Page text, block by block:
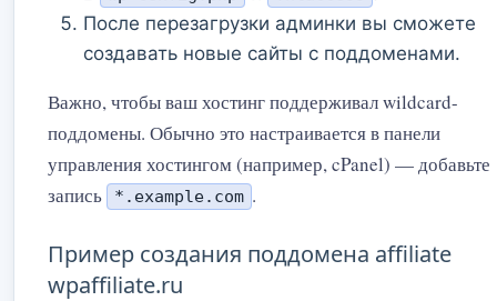
После перезагрузки админки вы сможете
создавать новые сайты с поддоменами.
Важно, чтобы ваш хостинг поддерживал wildcard-
поддомены. Обычно это настраивается в панели
управления хостингом (например, cPanel) — добавьте
запись
*.example.com .
Пример создания поддомена affiliate
wpaffiliate.ru